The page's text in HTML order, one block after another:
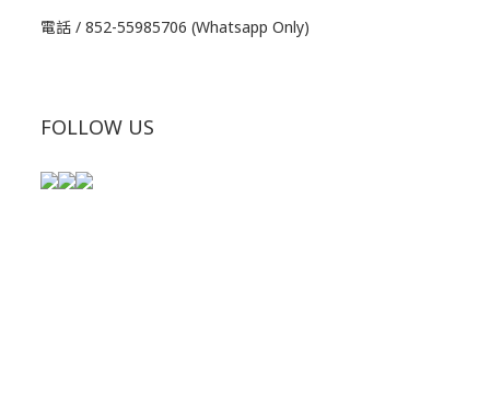
電話 / 852-55985706 (Whatsapp Only)
FOLLOW US